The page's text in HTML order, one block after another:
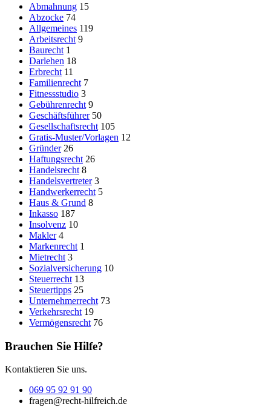
Abmahnung 15
Abzocke 74
Allgemeines 119
Arbeitsrecht 9
Baurecht 1
Darlehen 18
Erbrecht 11
Familienrecht 7
Fitnessstudio 3
Gebührenrecht 9
Geschäftsführer 50
Gesellschaftsrecht 105
Gratis-Muster/Vorlagen 12
Gründer 26
Haftungsrecht 26
Handelsrecht 8
Handelsvertreter 3
Handwerkerrecht 5
Haus & Grund 8
Inkasso 187
Insolvenz 10
Makler 4
Markenrecht 1
Mietrecht 3
Sozialversicherung 10
Steuerrecht 13
Steuertipps 25
Unternehmerrecht 73
Verkehrsrecht 19
Vermögensrecht 76
Brauchen Sie Hilfe?
Kontaktieren Sie uns.
069 95 92 91 90
fragen@recht-hilfreich.de